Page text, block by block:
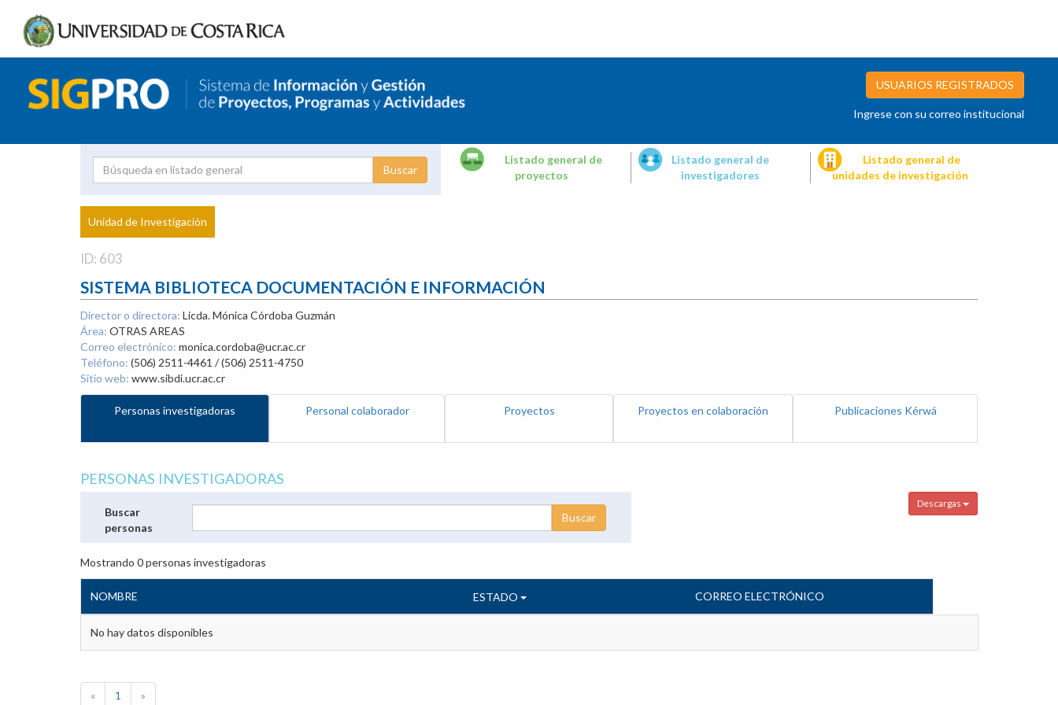
USUARIOS REGISTRADOS
Ingrese con su correo institucional
Proyecto
Investigador
Listado general de
proyectos
Listado general de
investigadores
Listado general de
unidades de investigación
Unidad de Investigación
ID: 603
SISTEMA BIBLIOTECA DOCUMENTACIÓN E INFORMACIÓN
Director o directora: Licda. Mónica Córdoba Guzmán
Área: OTRAS AREAS
Correo electrónico: monica.cordoba@ucr.ac.cr
Teléfono: (506) 2511-4461 / (506) 2511-4750
Sitio web: www.sibdi.ucr.ac.cr
Personas investigadoras Personal colaborador Proyectos Proyectos en colaboración Publicaciones Kérwá
PERSONAS INVESTIGADORAS
Descargas
Buscar
personas
Mostrando 0personas investigadoras
NOMBRE ESTADO CORREO ELECTRÓNICO
No hay datos disponibles
« 1 »